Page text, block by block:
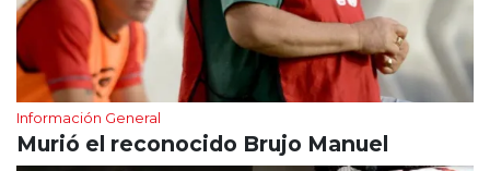
Información General
Murió el reconocido Brujo Manuel